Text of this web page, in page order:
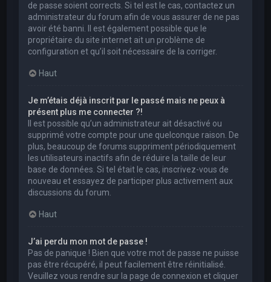
de passe soient corrects. Si tel est le cas, contactez un
administrateur du forum afin de vous assurer de ne pas
avoir été banni. Il est également possible que le
propriétaire du site internet ait un problème de
configuration et qu’il soit nécessaire de la corriger.
Haut
Je m’étais déjà inscrit par le passé mais ne peux à
présent plus me connecter ?!
Il est possible qu’un administrateur ait désactivé ou
supprimé votre compte pour une quelconque raison. De
plus, beaucoup de forums suppriment périodiquement
les utilisateurs inactifs afin de réduire la taille de leur
base de données. Si tel était le cas, inscrivez-vous de
nouveau et essayez de participer plus activement aux
discussions du forum.
Haut
J’ai perdu mon mot de passe !
Pas de panique ! Bien que votre mot de passe ne puisse
pas être récupéré, il peut facilement être réinitialisé.
Veuillez vous rendre sur la page de connexion et cliquer